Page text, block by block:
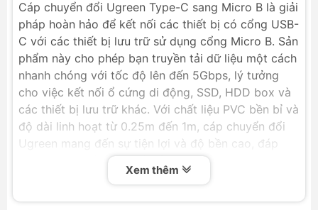
Cáp chuyển đổi Ugreen Type-C sang Micro B là giải
pháp hoàn hảo để kết nối các thiết bị có cổng USB-
C với các thiết bị lưu trữ sử dụng cổng Micro B. Sản
phẩm này cho phép bạn truyền tải dữ liệu một cách
nhanh chóng với tốc độ lên đến 5Gbps, lý tưởng
cho việc kết nối ổ cứng di động, SSD, HDD box và
các thiết bị lưu trữ khác. Với chất liệu PVC bền bỉ và
độ dài linh hoạt từ 0.25m đến 1m, cáp chuyển đổi
Ugreen mang đến sự tiện lợi và độ bền cao, đáp
ứng mọi nhu cầu kết nối của bạn.
Thông số kỹ thuật
Xem thêm